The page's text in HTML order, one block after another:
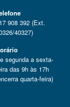
908 392 (Ext.
40327)
segunda a sexta-
das 9h às 17h
quarta-feira)